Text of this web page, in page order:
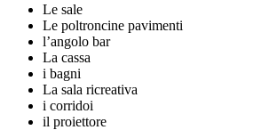
Le sale
Le poltroncine pavimenti
l’angolo bar
La cassa
i bagni
La sala ricreativa
i corridoi
il proiettore